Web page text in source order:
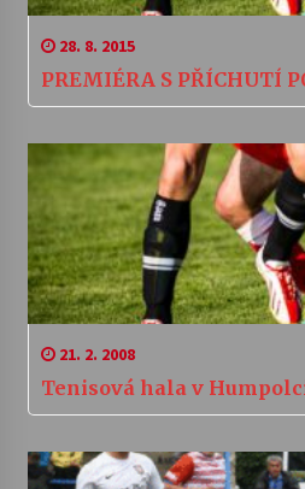
28. 8. 2015
PREMIÉRA S PŘÍCHUTÍ
21. 2. 2008
Tenisová hala v